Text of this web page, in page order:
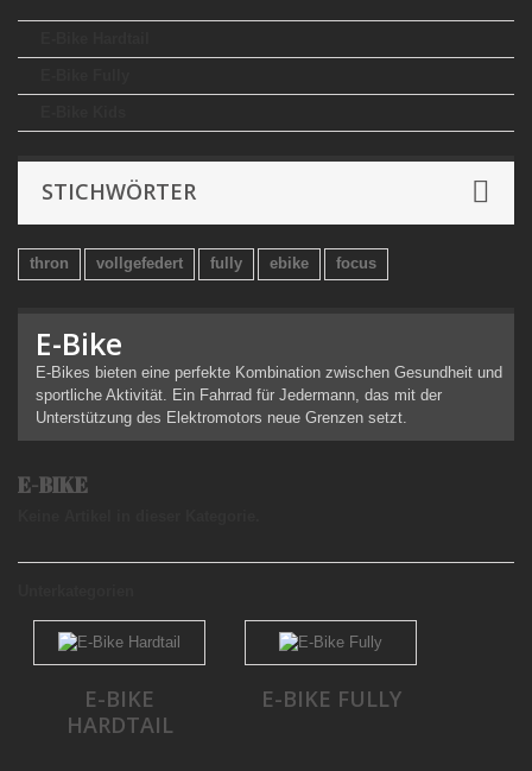
STICHWÖRTER
thron vollgefedert fully ebike focus
E-Bike
E-Bikes bieten eine perfekte Kombination zwischen Gesundheit und
sportliche Aktivität. Ein Fahrrad für Jedermann, das mit der
Unterstützung des Elektromotors neue Grenzen setzt.
E-BIKE
E-BIKE
HARDTAIL
E-BIKE FULLY